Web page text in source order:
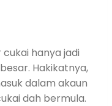
hanya jadi
Hakikatnya,
dalam akaun
dah bermula.